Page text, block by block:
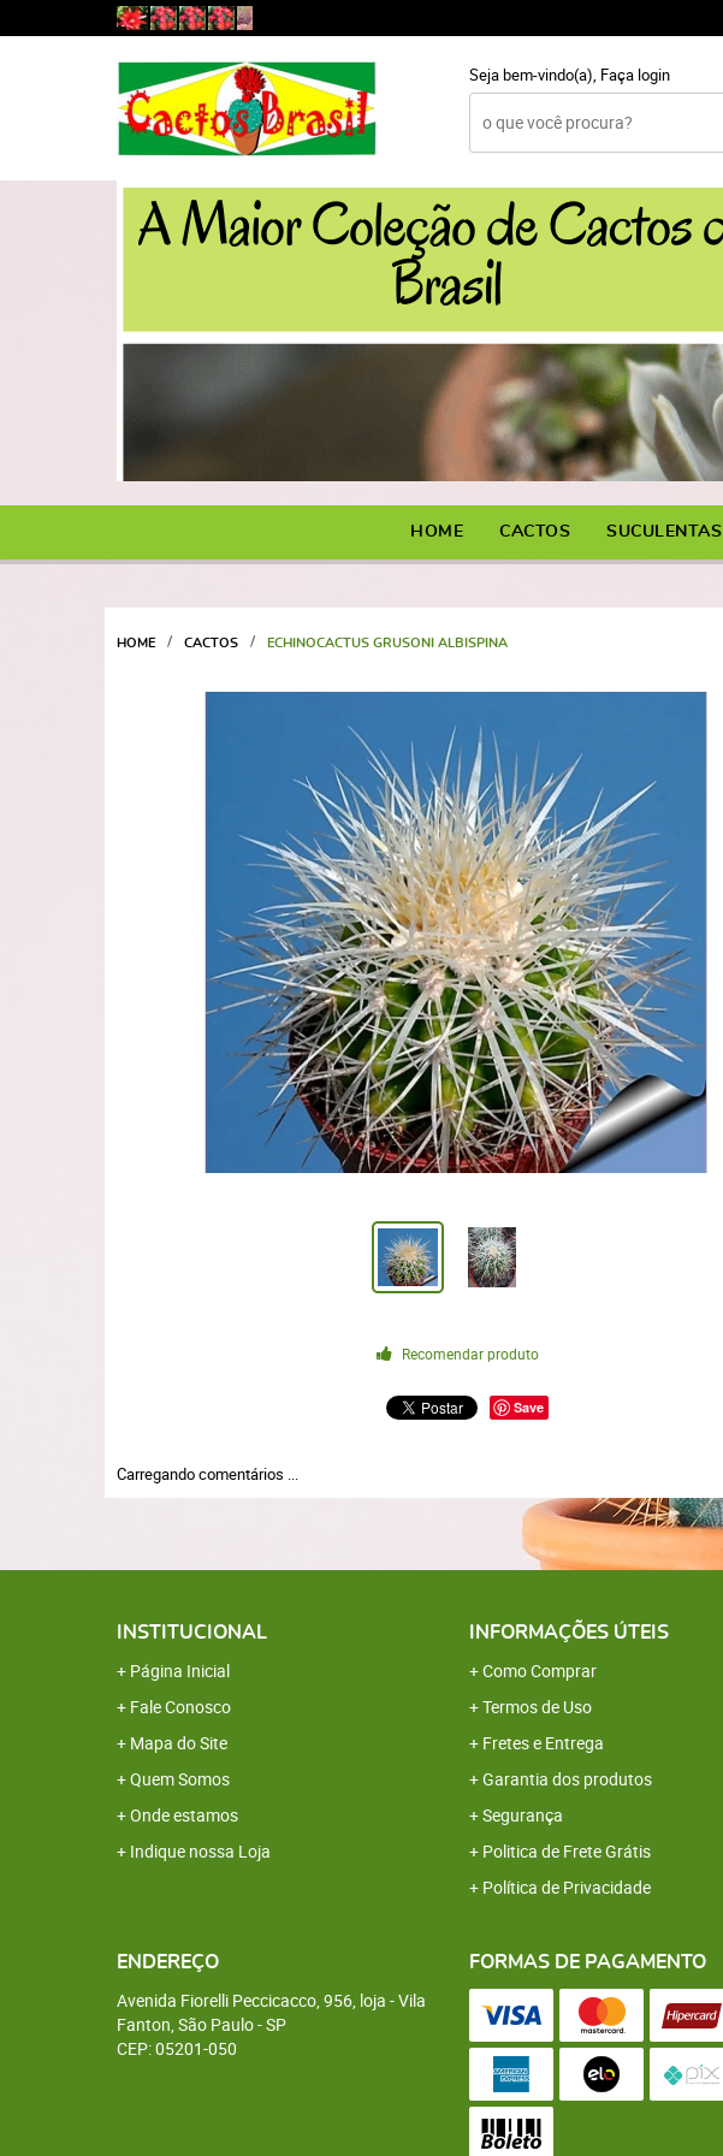
Seja bem-vindo(a), Faça login
HOME CACTOS SUCULENTAS
HOME CACTOS ECHINOCACTUS GRUSONI ALBISPINA
Recomendar produto
Save
Carregando comentários ...
INSTITUCIONAL
Página Inicial
Fale Conosco
Mapa do Site
Quem Somos
Onde estamos
Indique nossa Loja
INFORMAÇÕES ÚTEIS
Como Comprar
Termos de Uso
Fretes e Entrega
Garantia dos produtos
Segurança
Politica de Frete Grátis
Política de Privacidade
ENDEREÇO
Avenida Fiorelli Peccicacco, 956, loja -Vila
Fanton, São Paulo-SP
CEP: 05201-050
FORMAS DE PAGAMENTO